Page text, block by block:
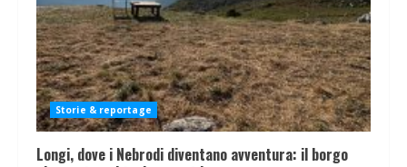
Storie & reportage
Longi, dove i Nebrodi diventano avventura: il borgo